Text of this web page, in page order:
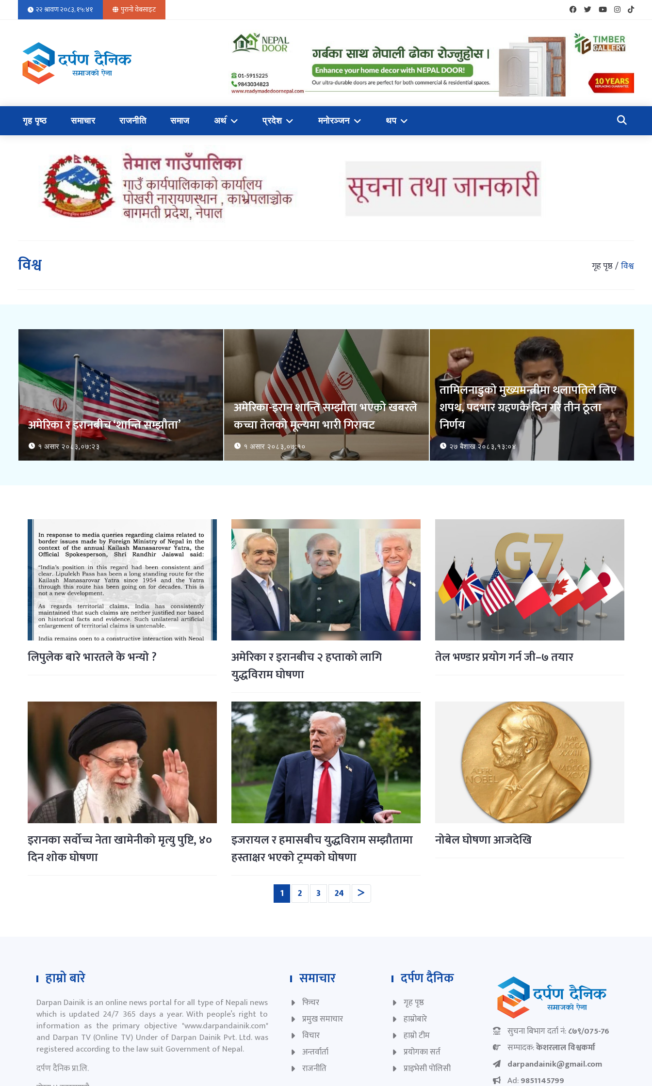
२२ श्रावण २०८३, १५:४१ पुरानो वेबसाइट
गृह पृष्ठ समाचार राजनीति समाज अथ॔ प्रदेश मनोरञ्जन थप
विश्व गृह पृष्ठ विश्व
अमेरिका र इरानबीच ‘शान्ति सम्झौता’
१ असार २०८३,०७:२३
अमेरिका-इरान शान्ति सम्झौता भएको खबरले
कच्चा तेलको मूल्यमा भारी गिरावट
१ असार २०८३,०७:१०
तामिलनाडुको मुख्यमन्त्रीमा थलापतिले लिए
शपथ, पदभार ग्रहणकै दिन गरे तीन ठूला
निर्णय
२७ बैशाख २०८३,१३:०४
लिपुलेक बारे भारतले के भन्याे ?
अमेरिका र इरानबीच २ हप्ताको लागि
युद्धविराम घोषणा
तेल भण्डार प्रयोग गर्न जी–७ तयार
इरानका सर्वोच्च नेता खामेनीको मृत्यु पुष्टि, ४०
दिन शोक घोषणा
इजरायल र हमासबीच युद्धविराम सम्झौतामा
हस्ताक्षर भएको ट्रम्पको घोषणा
नोबेल घोषणा आजदेखि
1(current)
2 3 24
हाम्रो बारे
Darpan Dainik is an online news portal for all type of Nepali news
which is updated 24/7 365 days a year. With people’s right to
information as the primary objective "www.darpandainik.com"
and Darpan TV (Online TV) Under of Darpan Dainik Pvt. Ltd. was
registered according to the law suit Government of Nepal.
दर्पण दैनिक प्रा.लि.
समाचार
फिचर
प्रमुख समाचार
विचार
अन्तर्वार्ता
राजनीति
दर्पण दैनिक
गृह पृष्ठ
हाम्रोबारे
हाम्रो टीम
प्रयोगका सर्त
प्राइभेसी पोलिसी
सुचना बिभाग दर्ता नं:८७९/075-76
सम्पादक:केशरलाल विश्वकर्मा
darpandainik@gmail.com
Ad:9851145799